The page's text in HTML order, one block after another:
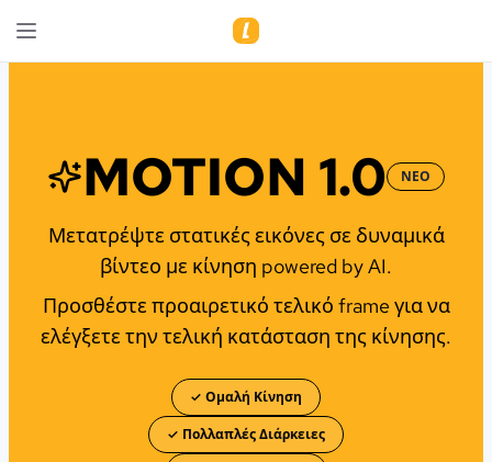
MOTION 1.0 ΝΕΟ
Μετατρέψτε στατικές εικόνες σε δυναμικά
βίντεο με κίνηση powered by AI.
Προσθέστε προαιρετικό τελικό frame για να
ελέγξετε την τελική κατάσταση της κίνησης.
✓ Ομαλή Κίνηση
✓ Πολλαπλές Διάρκειες